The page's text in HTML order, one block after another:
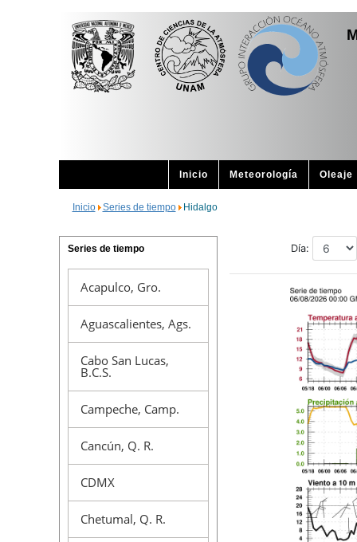
Inicio Meteorología Oleaje
Inicio Series de tiempo Hidalgo
Series de tiempo
Acapulco, Gro.
Aguascalientes, Ags.
Cabo San Lucas,
B.C.S.
Campeche, Camp.
Cancún, Q. R.
CDMX
Chetumal, Q. R.